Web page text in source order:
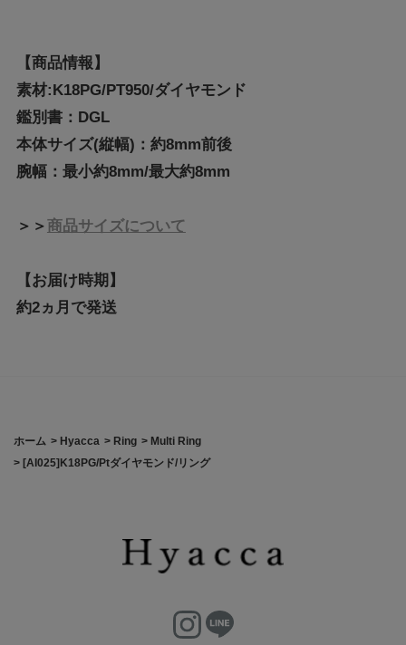
【商品情報】
素材:K18PG/PT950/ダイヤモンド
鑑別書：DGL
本体サイズ(縦幅)：約8mm前後
腕幅：最小約8mm/最大約8mm
＞＞商品サイズについて
【お届け時期】
約2ヵ月で発送
ホーム > Hyacca > Ring > Multi Ring
> [AI025]K18PG/Ptダイヤモンド/リング